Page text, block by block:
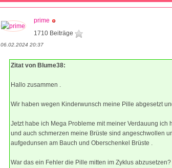
prime
1710 Beiträge
06.02.2024 20:37
Zitat von Blume38:
Hallo zusammen .
Wir haben wegen Kinderwunsch meine Pille abgesetzt
Jetzt habe ich Mega Probleme mit meiner Verdauung
und auch schmerzen meine Brüste sind angeschwollen
aufgedunsen am Bauch und Oberschenkel Brüste .
War das ein Fehler die Pille mitten im Zyklus